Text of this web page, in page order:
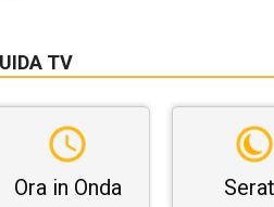
TV
Ora in Onda